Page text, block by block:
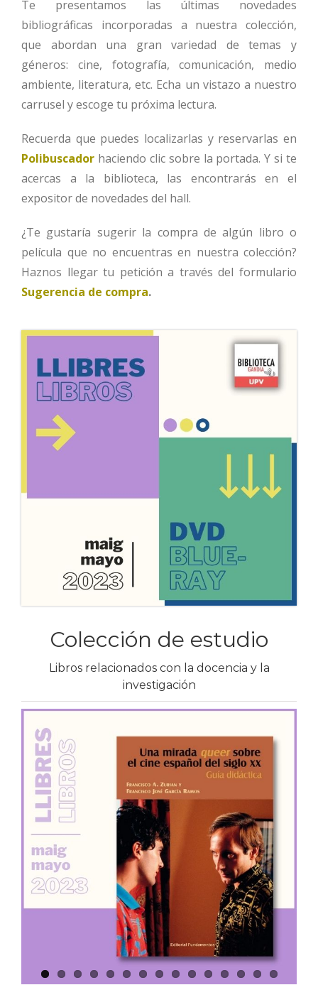
Te presentamos las últimas novedades
bibliográficas incorporadas a nuestra colección,
que abordan una gran variedad de temas y
géneros: cine, fotografía, comunicación, medio
ambiente, literatura, etc. Echa un vistazo a nuestro
carrusel y escoge tu próxima lectura.
Recuerda que puedes localizarlas y reservarlas en
Polibuscador haciendo clic sobre la portada. Y si te
acercas a la biblioteca, las encontrarás en el
expositor de novedades del hall.
¿Te gustaría sugerir la compra de algún libro o
película que no encuentras en nuestra colección?
Haznos llegar tu petición a través del formulario
Sugerencia de compra.
Colección de estudio
Libros relacionados con la docencia y la
investigación